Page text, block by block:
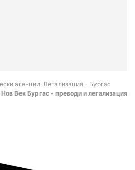
агенции, Легализация - Бургас
Век Бургас - преводи и легализация